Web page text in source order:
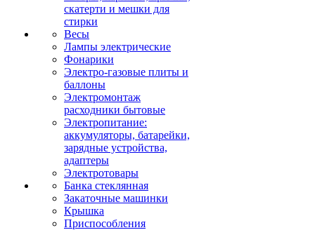
скатерти и мешки для
стирки
Весы
Лампы электрические
Фонарики
Электро-газовые плиты и
баллоны
Электромонтаж
расходники бытовые
Электропитание:
аккумуляторы, батарейки,
зарядные устройства,
адаптеры
Электротовары
Банка стеклянная
Закаточные машинки
Крышка
Приспособления